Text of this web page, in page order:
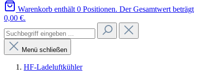
Warenkorb enthält 0 Positionen. Der Gesamtwert beträgt
0,00 €.
Menü schließen
HF-Ladeluftkühler